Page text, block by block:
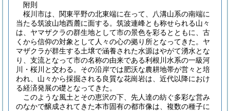
附則
桜川市は、関東平野の北東端に在って、八溝山系の南端に
当たる筑波山地西麓に面する。筑波連峰とも称せられる山々
は、ヤマザクラの群生地として市の景色を彩るとともに、古
くから信仰の対象として人々の心の拠り所となってきた。ヤ
マザクラが群生する土壌で涵養された水源はやがて湧水とな
り、支流となって市の名称の由来である利根川水系の一級河
川・桜川と交わる。その沿岸では肥沃な農耕地帯が営々と培
われ、山々から採掘される良質な花崗岩は、近代以降におけ
る経済発展の礎となってきた。
このような風土とその恵沢の下、先人達の紡ぐ多彩な営み
のなかで醸成されてきた本市固有の都市像は、複数の種子に